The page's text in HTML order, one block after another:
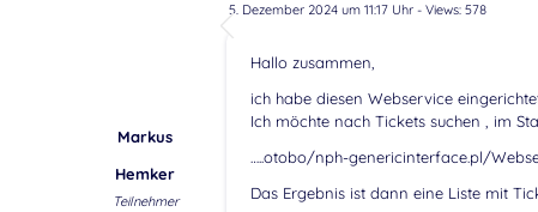
5. Dezember 2024 um 11:17 Uhr- Views: 578
Markus
Hemker
Teilnehmer
Hallo zusammen,
ich habe diesen Webservice
Ich möchte nach Tickets suchen , im
…..otobo/nph-genericinterface.pl/
Das Ergebnis ist dann eine Liste mit